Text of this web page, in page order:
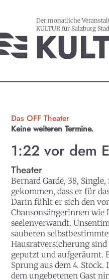
Der monatliche
KULTUR für Salzburg
Das OFF Theater
Keine weiteren Termine.
1:22 vor dem
Theater
Bernard Garde, 38,
gekommen, dass er für
Darin fühlt er sich den
Chansonsängerinnen wie
seelenverwandt.
sauberen
Hausratversicherung
geputzt und aufgeräumt.
Sprung aus dem 4.
dem ungebetenen Gast